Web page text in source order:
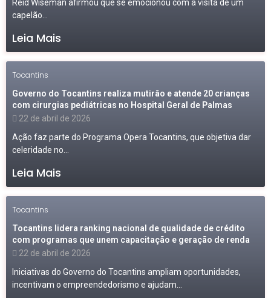
Reid Wiseman afirmou que se emocionou com a visita de um
capelão...
Leia Mais
Tocantins
Governo do Tocantins realiza mutirão e atende 20 crianças
com cirurgias pediátricas no Hospital Geral de Palmas
22 de abril de 2026
Ação faz parte do Programa Opera Tocantins, que objetiva dar
celeridade no...
Leia Mais
Tocantins
Tocantins lidera ranking nacional de qualidade de crédito
com programas que unem capacitação e geração de renda
22 de abril de 2026
Iniciativas do Governo do Tocantins ampliam oportunidades,
incentivam o empreendedorismo e ajudam...